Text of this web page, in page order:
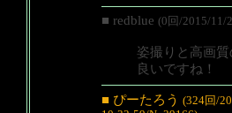
■ redblue (0回/2015/11/
姿撮りと高画質
良いですね！
■ ぴーたろう (324回/